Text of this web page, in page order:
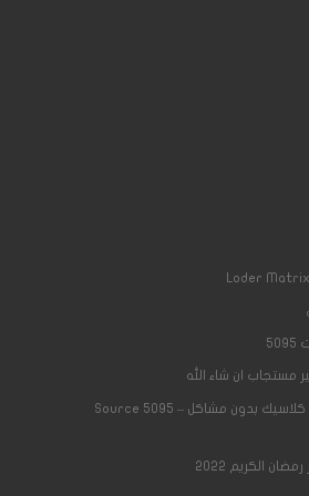
مستجاب ان شاء الله
اقوى سورس كونكر تهيس كلاسيك بدون مشاكل – Source 5095
الكريم 2022